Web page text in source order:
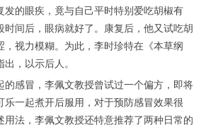
发的眼疾，竟与自己平时特别爱吃胡椒有
时间后，眼病就好了。康复后，他又试吃胡
，视力模糊。为此，李时珍特在《本草纲
，以示后人。
的感冒，李佩文教授曾试过一个偏方，即将
乐一起煮开后服用，对于预防感冒效果很
用法，李佩文教授还特意推荐了两种日常的